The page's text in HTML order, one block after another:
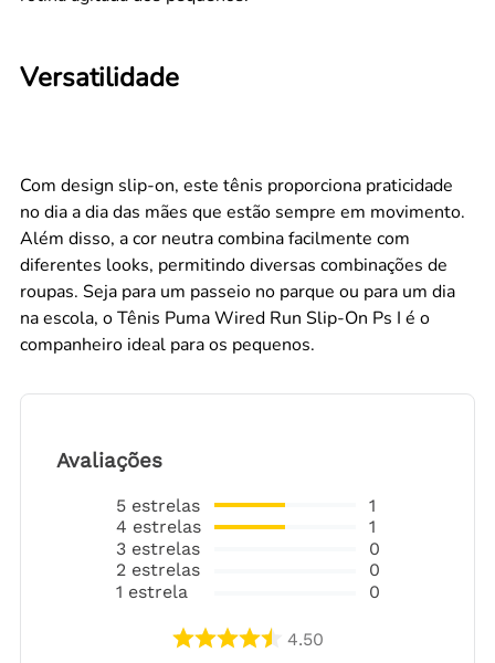
Versatilidade
Com design slip-on, este tênis proporciona praticidade
no dia a dia das mães que estão sempre em movimento.
Além disso, a cor neutra combina facilmente com
diferentes looks, permitindo diversas combinações de
roupas. Seja para um passeio no parque ou para um dia
na escola, o Tênis Puma Wired Run Slip-On Ps I é o
companheiro ideal para os pequenos.
Avaliações
5 estrelas
4 estrelas
3 estrelas
2 estrelas
1 estrela
1
1
0
0
0
4.50